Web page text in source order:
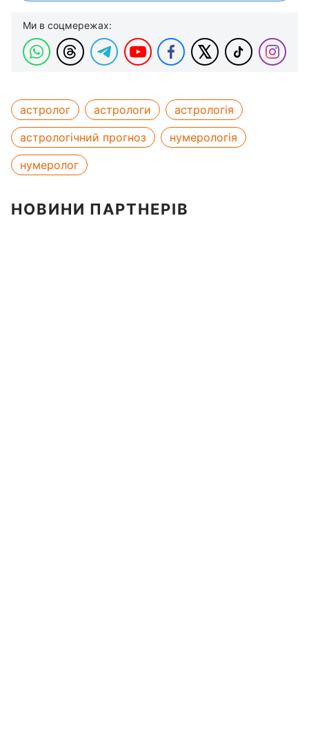
Ми в соцмережах:
астролог астрологи
астрологія
астрологічний прогноз
нумерологія
нумеролог
НОВИНИ ПАРТНЕРІВ